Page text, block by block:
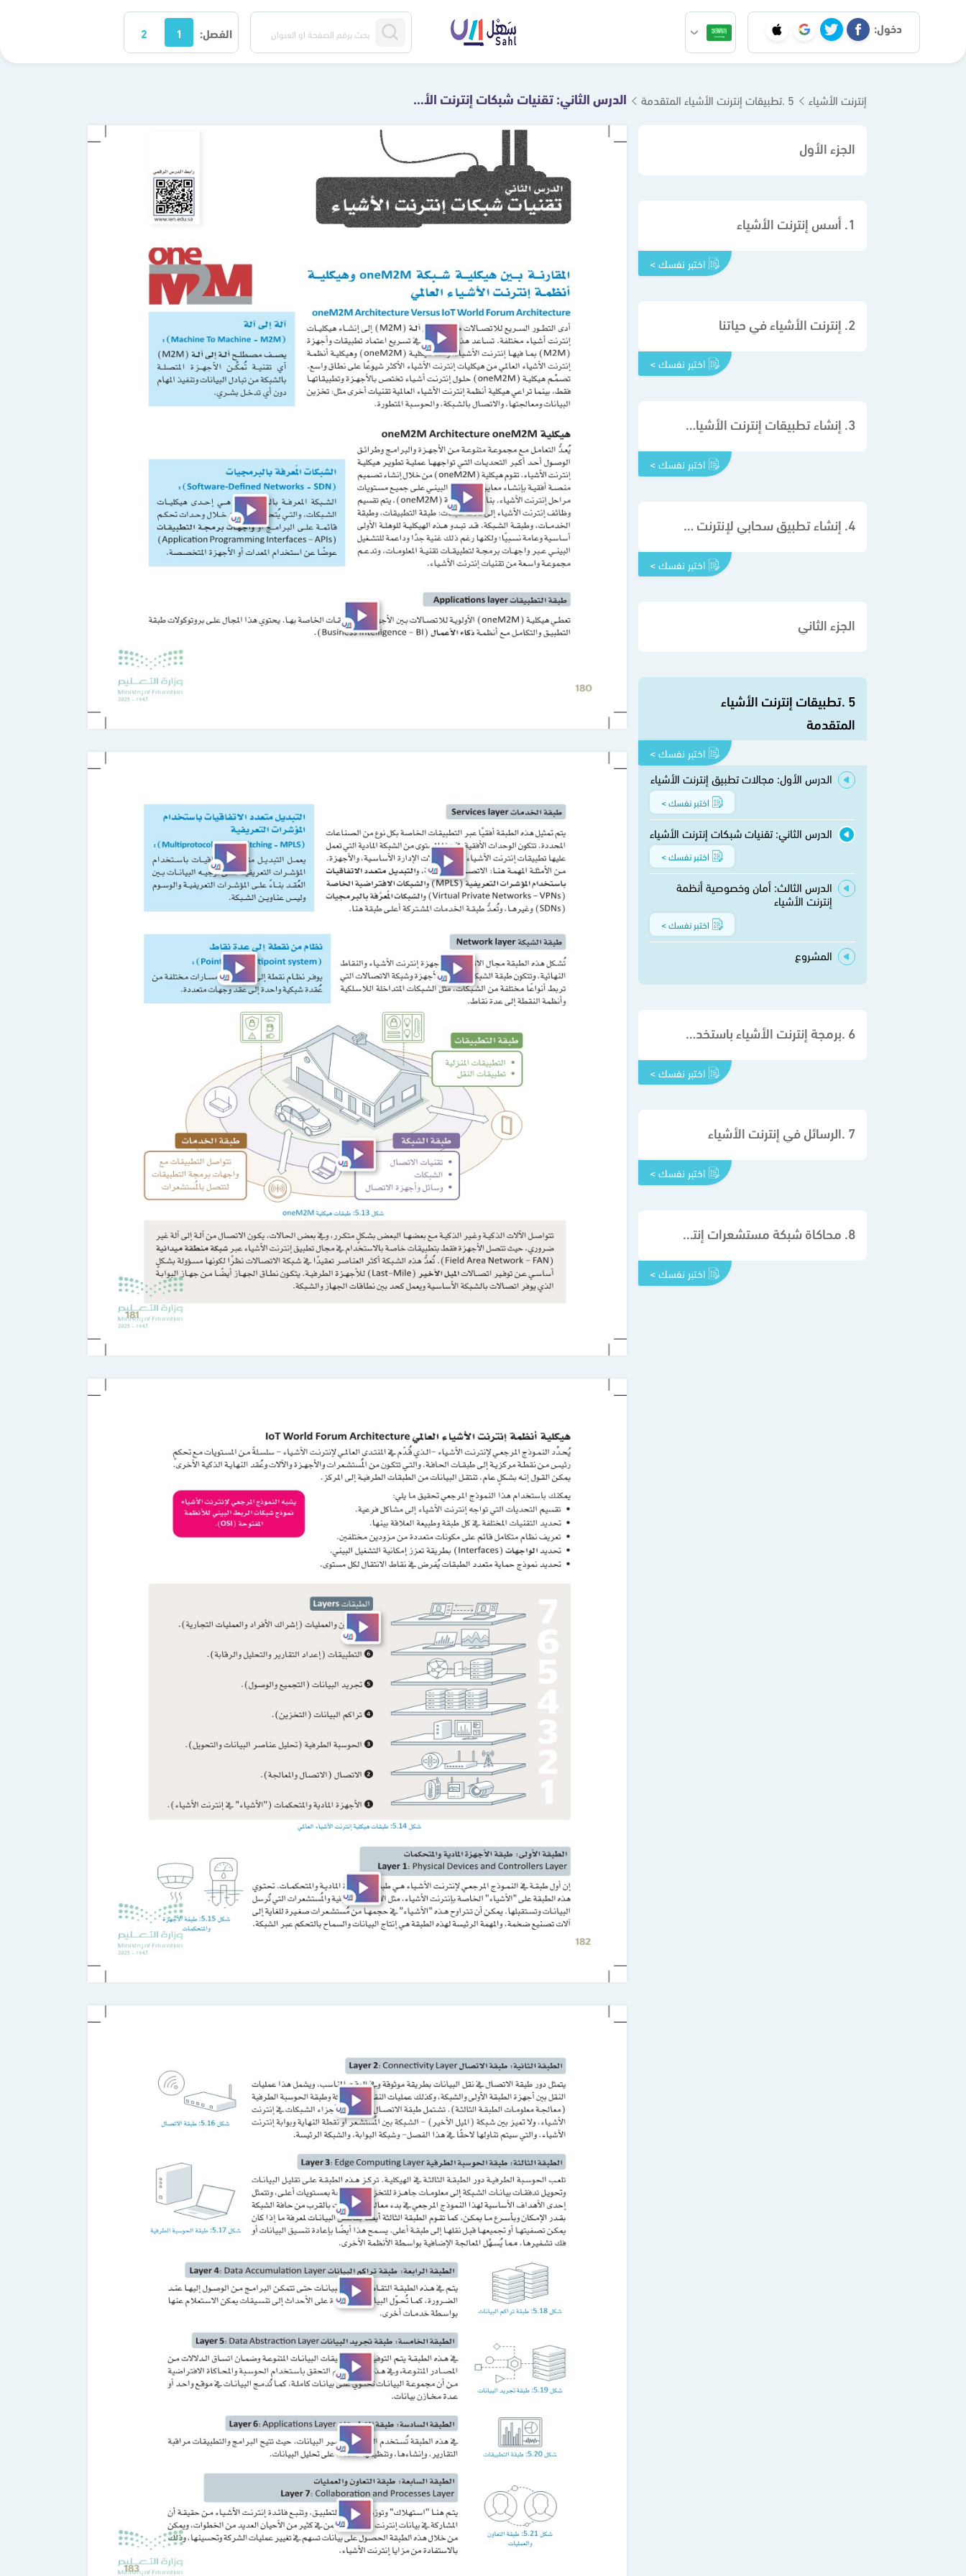
دخول: الفصل: 1
2
إنترنت الأشياء 5 .تطبيقات إنترنت الأشياء المتقدمة الدرس الثاني: تقنيات شبكات إنترنت الأشياء
الجزء الأول
1. أسس إنترنت الأشياء
اختبر نفسك >
2. إنترنت الأشياء في حياتنا
اختبر نفسك >
3. إنشاء تطبيقات إنترنت الأشياء باستخدام الأردوينو
اختبر نفسك >
4. إنشاء تطبيق سحابي لإنترنت الأشياء
اختبر نفسك >
الجزء الثاني
5 .تطبيقات إنترنت الأشياء
المتقدمة
اختبر نفسك >
الدرس الأول: مجالات تطبيق إنترنت الأشياء
اختبر نفسك >
الدرس الثاني: تقنيات شبكات إنترنت الأشياء
اختبر نفسك >
الدرس الثالث: أمان وخصوصية أنظمة
إنترنت الأشياء
اختبر نفسك >
المشروع
6 .برمجة إنترنت الأشياء باستخدام ++C
اختبر نفسك >
7 .الرسائل في إنترنت الأشياء
اختبر نفسك >
8. محاكاة شبكة مستشعرات إنترنت الأشياء اللاسلكية
اختبر نفسك >